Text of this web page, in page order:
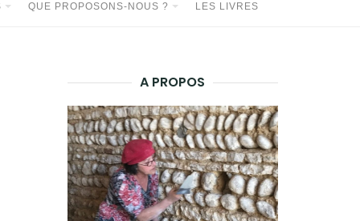
QUE PROPOSONS-NOUS ? LES LIVRES
A PROPOS